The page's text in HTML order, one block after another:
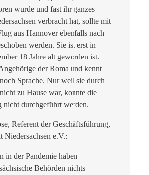
wurde und fast ihr ganzes
verbracht hat, sollte mit
aus Hannover ebenfalls nach
werden. Sie ist erst in
18 Jahre alt geworden ist.
der Roma und kennt
Sprache. Nur weil sie durch
zu Hause war, konnte die
nicht durchgeführt werden.
Referent der Geschäftsführung,
Niedersachsen e.V.:
in der Pandemie haben
Behörden nichts